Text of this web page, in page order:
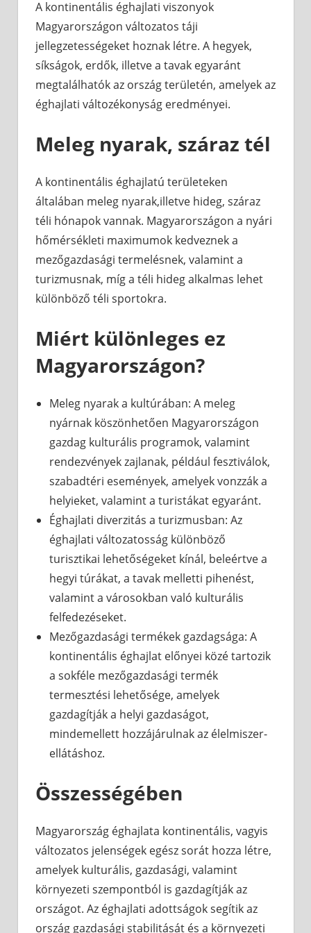
A kontinentális éghajlati viszonyok
Magyarországon változatos táji
jellegzetességeket hoznak létre. A hegyek,
síkságok, erdők, illetve a tavak egyaránt
megtalálhatók az ország területén, amelyek az
éghajlati változékonyság eredményei.
Meleg nyarak, száraz tél
A kontinentális éghajlatú területeken
általában meleg nyarak,illetve hideg, száraz
téli hónapok vannak. Magyarországon a nyári
hőmérsékleti maximumok kedveznek a
mezőgazdasági termelésnek, valamint a
turizmusnak, míg a téli hideg alkalmas lehet
különböző téli sportokra.
Miért különleges ez
Magyarországon?
Meleg nyarak a kultúrában: A meleg
nyárnak köszönhetően Magyarországon
gazdag kulturális programok, valamint
rendezvények zajlanak, például fesztiválok,
szabadtéri események, amelyek vonzzák a
helyieket, valamint a turistákat egyaránt.
Éghajlati diverzitás a turizmusban: Az
éghajlati változatosság különböző
turisztikai lehetőségeket kínál, beleértve a
hegyi túrákat, a tavak melletti pihenést,
valamint a városokban való kulturális
felfedezéseket.
Mezőgazdasági termékek gazdagsága: A
kontinentális éghajlat előnyei közé tartozik
a sokféle mezőgazdasági termék
termesztési lehetősége, amelyek
gazdagítják a helyi gazdaságot,
mindemellett hozzájárulnak az élelmiszer-
ellátáshoz.
Összességében
Magyarország éghajlata kontinentális, vagyis
változatos jelenségek egész sorát hozza létre,
amelyek kulturális, gazdasági, valamint
környezeti szempontból is gazdagítják az
országot. Az éghajlati adottságok segítik az
ország gazdasági stabilitását és a környezeti